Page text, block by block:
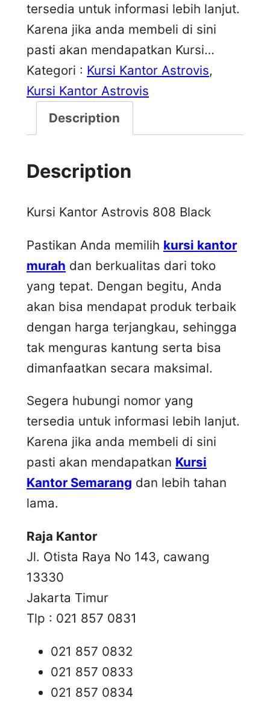
tersedia untuk informasi lebih lanjut.
Karena jika anda membeli di sini
pasti akan mendapatkan Kursi…
Kategori : Kursi Kantor Astrovis
Kursi Kantor Astrovis
Description
Description
Kursi Kantor Astrovis 808 Black
Pastikan Anda memilih kursi kantor
murah dan berkualitas dari toko
yang tepat. Dengan begitu, Anda
akan bisa mendapat produk terbaik
dengan harga terjangkau, sehingga
tak menguras kantung serta bisa
dimanfaatkan secara maksimal.
Segera hubungi nomor yang
tersedia untuk informasi lebih lanjut.
Karena jika anda membeli di sini
pasti akan mendapatkan Kursi
Kantor Semarang dan lebih tahan
lama.
Raja Kantor
Jl. Otista Raya No 143, cawang
13330
Jakarta Timur
Tlp : 021 857 0831
021 857 0832
021 857 0833
021 857 0834